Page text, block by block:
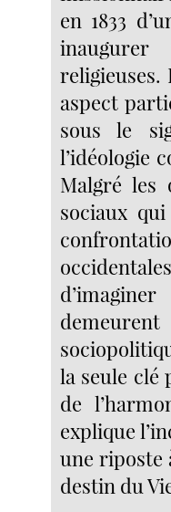
en 1833
religieuses.
aspect
sous le
l’idéologie
Malgré les
sociaux
la seule clé
de
explique
une riposte
destin du